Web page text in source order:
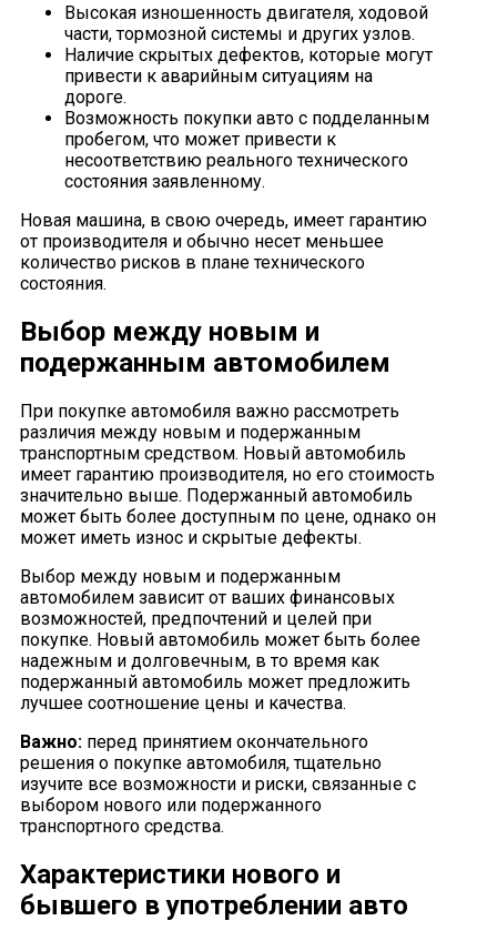
Высокая изношенность двигателя, ходовой
части, тормозной системы и других узлов.
Наличие скрытых дефектов, которые могут
привести к аварийным ситуациям на
дороге.
Возможность покупки авто с подделанным
пробегом, что может привести к
несоответствию реального технического
состояния заявленному.
Новая машина, в свою очередь, имеет гарантию
от производителя и обычно несет меньшее
количество рисков в плане технического
состояния.
Выбор между новым и
подержанным автомобилем
При покупке автомобиля важно рассмотреть
различия между новым и подержанным
транспортным средством. Новый автомобиль
имеет гарантию производителя, но его стоимость
значительно выше. Подержанный автомобиль
может быть более доступным по цене, однако он
может иметь износ и скрытые дефекты.
Выбор между новым и подержанным
автомобилем зависит от ваших финансовых
возможностей, предпочтений и целей при
покупке. Новый автомобиль может быть более
надежным и долговечным, в то время как
подержанный автомобиль может предложить
лучшее соотношение цены и качества.
Важно: перед принятием окончательного
решения о покупке автомобиля, тщательно
изучите все возможности и риски, связанные с
выбором нового или подержанного
транспортного средства.
Характеристики нового и
бывшего в употреблении авто